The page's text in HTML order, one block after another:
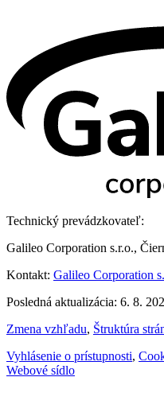
Technický prevádzkovateľ:
Galileo Corporation s.r.o.,
Kontakt: Galileo Corporation
Posledná aktualizácia: 6. 8.
Zmena vzhľadu, Štruktúra
Vyhlásenie o prístupnosti,
Webové sídlo